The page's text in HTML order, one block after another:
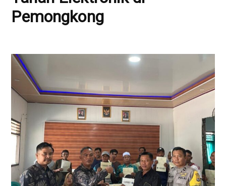
Pemongkong